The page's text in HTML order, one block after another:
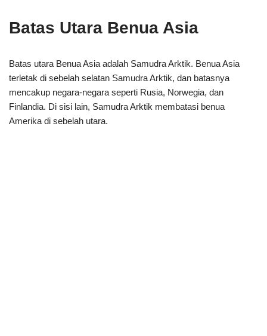
Batas Utara Benua Asia
Batas utara Benua Asia adalah Samudra Arktik. Benua Asia
terletak di sebelah selatan Samudra Arktik, dan batasnya
mencakup negara-negara seperti Rusia, Norwegia, dan
Finlandia. Di sisi lain, Samudra Arktik membatasi benua
Amerika di sebelah utara.